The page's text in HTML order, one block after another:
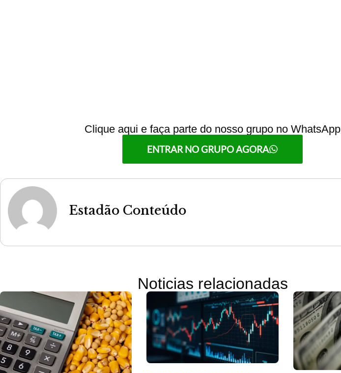
Clique aqui e faça parte do nosso grupo no WhatsApp
ENTRAR NO GRUPO AGORA
Estadão Conteúdo
Noticias relacionadas